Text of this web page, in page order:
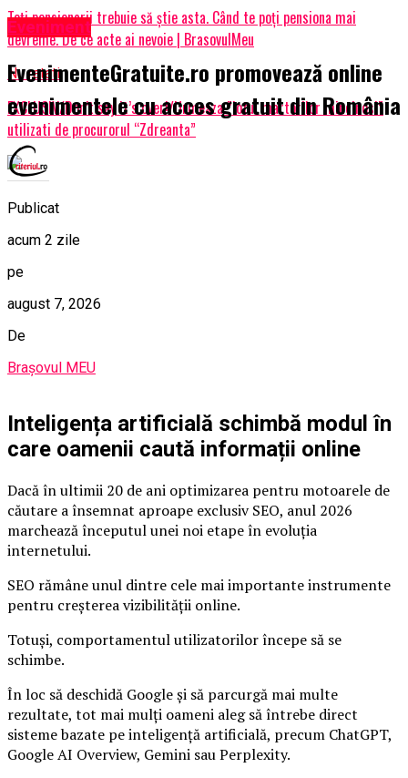
Toți pensionarii trebuie să știe asta. Când te poți pensiona mai
devreme. De ce acte ai nevoie | BrasovulMeu
Nu ratati
EXCLUSIV/Don’t say it’s over!/Urmeaza ”lotul martorilor mincinosi”
utilizati de procurorul “Zdreanta”
Eveniment
EvenimenteGratuite.ro promovează online
evenimentele cu acces gratuit din România
Publicat
acum 2 zile
pe
august 7, 2026
De
Brașovul MEU
Inteligența artificială schimbă modul în
care oamenii caută informații online
Dacă în ultimii 20 de ani optimizarea pentru motoarele de
căutare a însemnat aproape exclusiv SEO, anul 2026
marchează începutul unei noi etape în evoluția
internetului.
SEO rămâne unul dintre cele mai importante instrumente
pentru creșterea vizibilității online.
Totuși, comportamentul utilizatorilor începe să se
schimbe.
În loc să deschidă Google și să parcurgă mai multe
rezultate, tot mai mulți oameni aleg să întrebe direct
sisteme bazate pe inteligență artificială, precum ChatGPT,
Google AI Overview, Gemini sau Perplexity.